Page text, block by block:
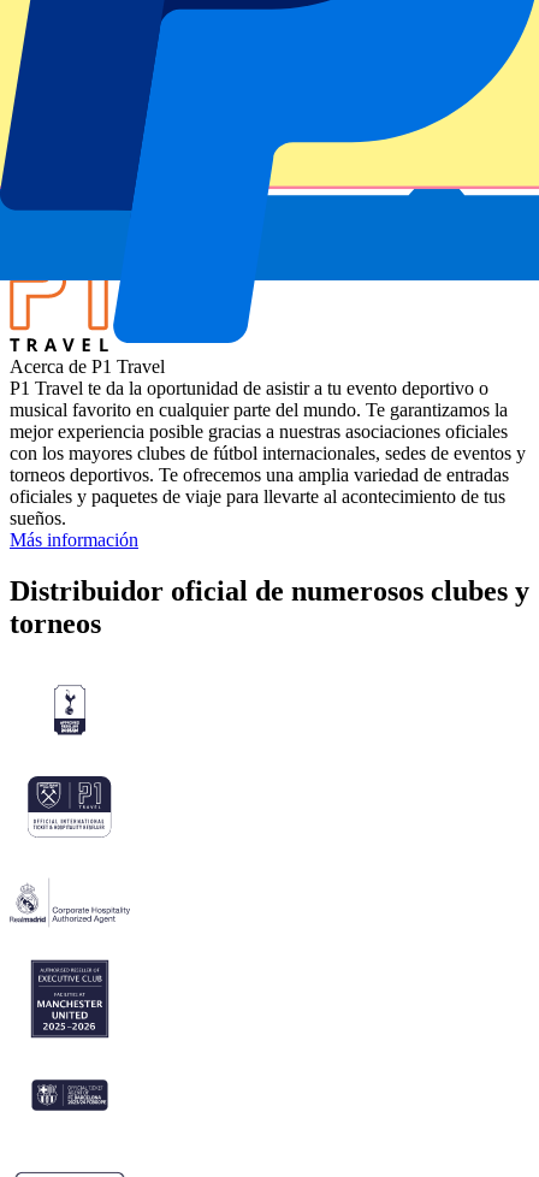
Acerca de EEUU vs Irlanda | T20 World Cup
Competición
ICC Men's T20 World Cup West Indies & USA 2024.
Partido
EEUU vs Irlanda | T20 World Cup
Broward County Stadium, Fort Lauderdale, USA
Acerca de P1 Travel
P1 Travel te da la oportunidad de asistir a tu evento deportivo o
musical favorito en cualquier parte del mundo. Te garantizamos la
mejor experiencia posible gracias a nuestras asociaciones oficiales
con los mayores clubes de fútbol internacionales, sedes de eventos y
torneos deportivos. Te ofrecemos una amplia variedad de entradas
oficiales y paquetes de viaje para llevarte al acontecimiento de tus
sueños.
Más información
Distribuidor oficial de numerosos clubes y
torneos